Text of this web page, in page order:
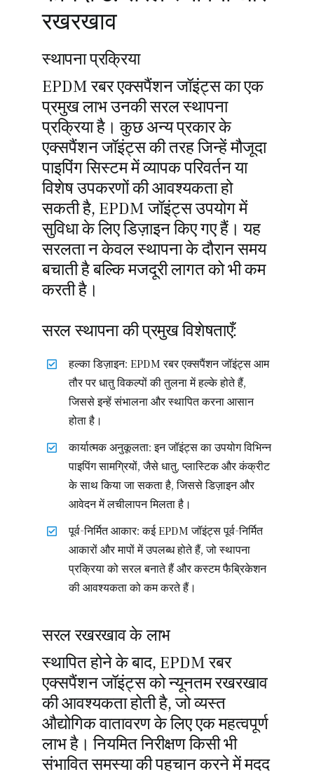
रखरखाव
स्थापना प्रक्रिया
EPDM रबर एक्सपैंशन जॉइंट्स का एक
प्रमुख लाभ उनकी सरल स्थापना
प्रक्रिया है। कुछ अन्य प्रकार के
एक्सपैंशन जॉइंट्स की तरह जिन्हें मौजूदा
पाइपिंग सिस्टम में व्यापक परिवर्तन या
विशेष उपकरणों की आवश्यकता हो
सकती है, EPDM जॉइंट्स उपयोग में
सुविधा के लिए डिज़ाइन किए गए हैं। यह
सरलता न केवल स्थापना के दौरान समय
बचाती है बल्कि मजदूरी लागत को भी कम
करती है।
सरल स्थापना की प्रमुख विशेषताएँ:
हल्का डिज़ाइन: EPDM रबर एक्सपैंशन जॉइंट्स आम
तौर पर धातु विकल्पों की तुलना में हल्के होते हैं,
जिससे इन्हें संभालना और स्थापित करना आसान
होता है।
कार्यात्मक अनुकूलता: इन जॉइंट्स का उपयोग विभिन्न
पाइपिंग सामग्रियों, जैसे धातु, प्लास्टिक और कंक्रीट
के साथ किया जा सकता है, जिससे डिज़ाइन और
आवेदन में लचीलापन मिलता है।
पूर्व-निर्मित आकार: कई EPDM जॉइंट्स पूर्व-निर्मित
आकारों और मापों में उपलब्ध होते हैं, जो स्थापना
प्रक्रिया को सरल बनाते हैं और कस्टम फैब्रिकेशन
की आवश्यकता को कम करते हैं।
सरल रखरखाव के लाभ
स्थापित होने के बाद, EPDM रबर
एक्सपैंशन जॉइंट्स को न्यूनतम रखरखाव
की आवश्यकता होती है, जो व्यस्त
औद्योगिक वातावरण के लिए एक महत्वपूर्ण
लाभ है। नियमित निरीक्षण किसी भी
संभावित समस्या की पहचान करने में मदद